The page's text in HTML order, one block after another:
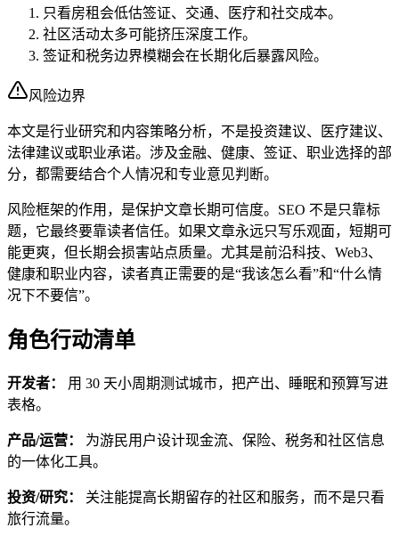
只看房租会低估签证、交通、医疗和社交成本。
社区活动太多可能挤压深度工作。
签证和税务边界模糊会在长期化后暴露风险。
风险边界
本文是行业研究和内容策略分析，不是投资建议、医疗建议、
法律建议或职业承诺。涉及金融、健康、签证、职业选择的部
分，都需要结合个人情况和专业意见判断。
风险框架的作用，是保护文章长期可信度。SEO 不是只靠标
题，它最终要靠读者信任。如果文章永远只写乐观面，短期可
能更爽，但长期会损害站点质量。尤其是前沿科技、Web3、
健康和职业内容，读者真正需要的是“我该怎么看”和“什么情
况下不要信”。
角色行动清单
开发者：
用 30 天小周期测试城市，把产出、睡眠和预算写进
表格。
产品/运营：
为游民用户设计现金流、保险、税务和社区信息
的一体化工具。
投资/研究：
关注能提高长期留存的社区和服务，而不是只看
旅行流量。